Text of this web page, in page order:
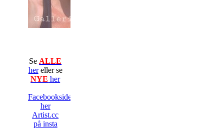
Se ALLE
hereller se
NYE her
Facebooksiden
her
Artist.cc
på insta